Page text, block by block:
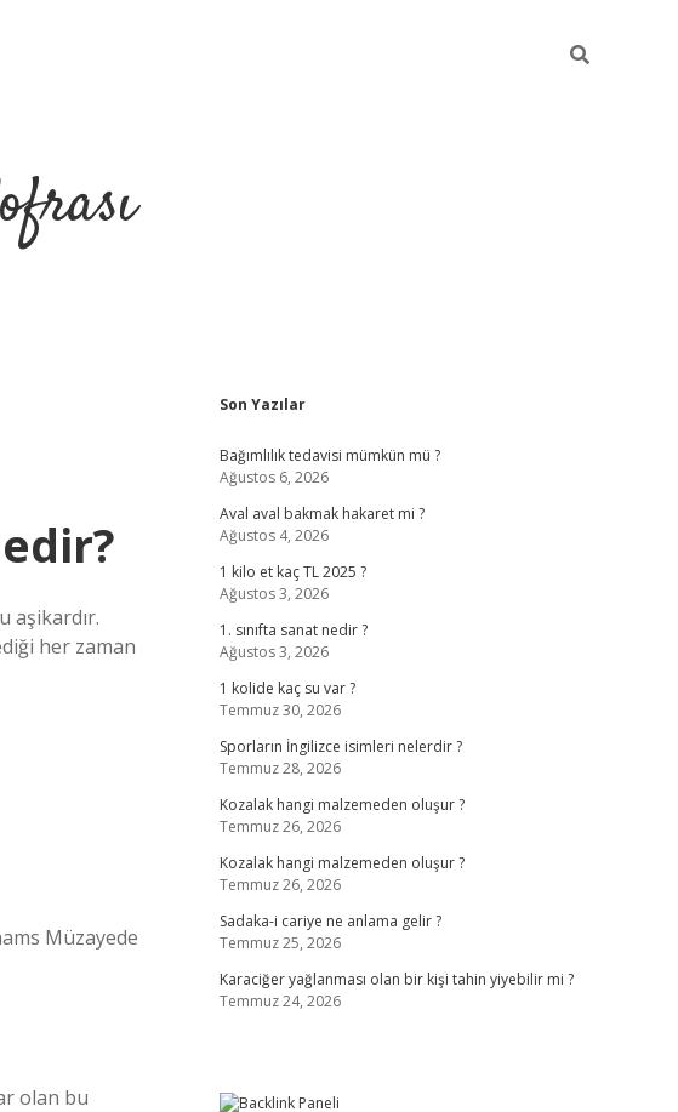
aşikardır.
her zaman
Müzayede
olan bu
Sidebar
Son Yazılar
Bağımlılık tedavisi mümkün mü ?
Ağustos 6, 2026
Aval aval bakmak hakaret mi ?
Ağustos 4, 2026
1 kilo et kaç TL 2025 ?
Ağustos 3, 2026
1. sınıfta sanat nedir ?
Ağustos 3, 2026
1 kolide kaç su var ?
Temmuz 30, 2026
Sporların İngilizce isimleri nelerdir ?
Temmuz 28, 2026
Kozalak hangi malzemeden oluşur ?
Temmuz 26, 2026
Kozalak hangi malzemeden oluşur ?
Temmuz 26, 2026
Sadaka-i cariye ne anlama gelir ?
Temmuz 25, 2026
Karaciğer yağlanması olan bir kişi tahin yiyebilir mi ?
Temmuz 24, 2026